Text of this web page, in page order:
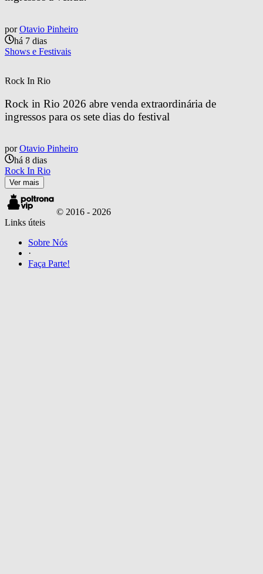
por Otavio Pinheiro
há 7 dias
Shows e Festivais
Rock In Rio
Rock in Rio 2026 abre venda extraordinária de
ingressos para os sete dias do festival
por Otavio Pinheiro
há 8 dias
Rock In Rio
Ver mais
© 2016 - 2026
Links úteis
Sobre Nós
·
Faça Parte!